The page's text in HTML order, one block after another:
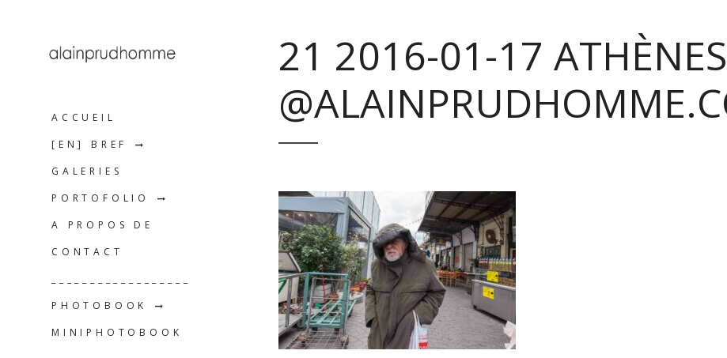
ACCUEIL
[EN] BREF
GALERIES
PORTOFOLIO
A PROPOS DE
CONTACT
PHOTOBOOK
MINIPHOTOBOOK
21 2016-01-17